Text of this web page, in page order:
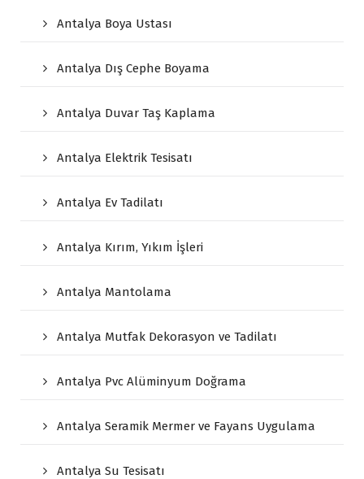
Antalya Boya Ustası
Antalya Dış Cephe Boyama
Antalya Duvar Taş Kaplama
Antalya Elektrik Tesisatı
Antalya Ev Tadilatı
Antalya Kırım, Yıkım İşleri
Antalya Mantolama
Antalya Mutfak Dekorasyon ve Tadilatı
Antalya Pvc Alüminyum Doğrama
Antalya Seramik Mermer ve Fayans Uygulama
Antalya Su Tesisatı